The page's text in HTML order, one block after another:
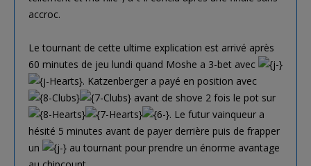
accroc.
Le tournant de cette ultime explication est arrivé après
60 minutes de jeu lundi quand Moshe a 3-bet avec
. Katzenberger a payé en position avec
avant de shove 2 fois le pot sur
. Le futur vainqueur a
hésité 5 minutes avant de payer derrière puis de frapper
un
au tournant pour prendre un énorme avantage